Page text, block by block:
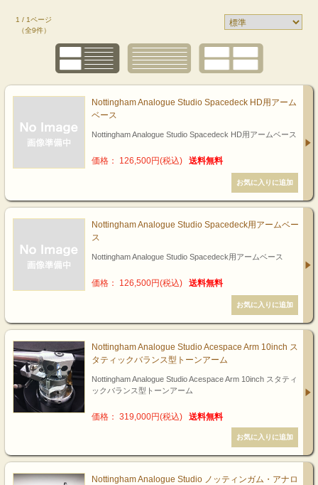
1 / 1ページ
（全9件）
Nottingham Analogue Studio Spacedeck HD用アーム
ベース
Nottingham Analogue Studio Spacedeck HD用アームベース
価格： 126,500円(税込) 送料無料
Nottingham Analogue Studio Spacedeck用アームベー
ス
Nottingham Analogue Studio Spacedeck用アームベース
価格： 126,500円(税込) 送料無料
Nottingham Analogue Studio Acespace Arm 10inch ス
タティックバランス型トーンアーム
Nottingham Analogue Studio Acespace Arm 10inch スタティ
ックバランス型トーンアーム
価格： 319,000円(税込) 送料無料
Nottingham Analogue Studio ノッティンガム・アナロ